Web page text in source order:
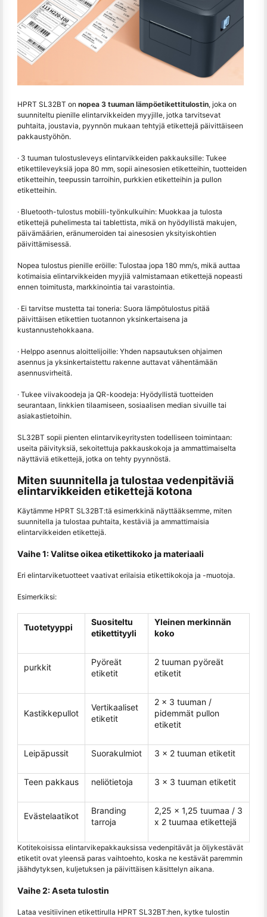
HPRT SL32BT on nopea 3 tuuman lämpöetikettitulostin, joka on
suunniteltu pienille elintarvikkeiden myyjille, jotka tarvitsevat
puhtaita, joustavia, pyynnön mukaan tehtyjä etikettejä päivittäiseen
pakkaustyöhön.
· 3 tuuman tulostusleveys elintarvikkeiden pakkauksille: Tukee
etikettileveyksiä jopa 80 mm, sopii ainesosien etiketteihin, tuotteiden
etiketteihin, teepussin tarroihin, purkkien etiketteihin ja pullon
etiketteihin.
· Bluetooth-tulostus mobiili-työnkulkuihin: Muokkaa ja tulosta
etikettejä puhelimesta tai tablettista, mikä on hyödyllistä makujen,
päivämäärien, eränumeroiden tai ainesosien yksityiskohtien
päivittämisessä.
Nopea tulostus pienille eröille: Tulostaa jopa 180 mm/s, mikä auttaa
kotimaisia elintarvikkeiden myyjiä valmistamaan etikettejä nopeasti
ennen toimitusta, markkinointia tai varastointia.
· Ei tarvitse mustetta tai toneria: Suora lämpötulostus pitää
päivittäisen etikettien tuotannon yksinkertaisena ja
kustannustehokkaana.
· Helppo asennus aloittelijoille: Yhden napsautuksen ohjaimen
asennus ja yksinkertaistettu rakenne auttavat vähentämään
asennusvirheitä.
· Tukee viivakoodeja ja QR-koodeja: Hyödyllistä tuotteiden
seurantaan, linkkien tilaamiseen, sosiaalisen median sivuille tai
asiakastietoihin.
SL32BT sopii pienten elintarvikeyritysten todelliseen toimintaan:
useita päivityksiä, sekoitettuja pakkauskokoja ja ammattimaiselta
näyttäviä etikettejä, jotka on tehty pyynnöstä.
Miten suunnitella ja tulostaa vedenpitäviä
elintarvikkeiden etikettejä kotona
Käytämme HPRT SL32BT:tä esimerkkinä näyttääksemme, miten
suunnitella ja tulostaa puhtaita, kestäviä ja ammattimaisia
elintarvikkeiden etikettejä.
Vaihe 1: Valitse oikea etikettikoko ja materiaali
Eri elintarviketuotteet vaativat erilaisia etikettikokoja ja -muotoja.
Esimerkiksi:
Tuotetyyppi
Suositeltu
etikettityyli
Yleinen merkinnän
koko
purkkit
Pyöreät
etiketit
2 tuuman pyöreät
etiketit
Kastikkepullot
Vertikaaliset
etiketit
2 x 3 tuuman /
pidemmät pullon
etiketit
Leipäpussit Suorakulmiot 3 x 2 tuuman etiketit
Teen pakkaus neliötietoja 3 x 3 tuuman etiketit
Evästelaatikot
Branding
tarroja
2,25 x 1,25 tuumaa / 3
x 2 tuumaa etikettejä
Kotitekoisissa elintarvikepakkauksissa vedenpitävät ja öljykestävät
etiketit ovat yleensä paras vaihtoehto, koska ne kestävät paremmin
jäähdytyksen, kuljetuksen ja päivittäisen käsittelyn aikana.
Vaihe 2: Aseta tulostin
Lataa vesitiivinen etikettirulla HPRT SL32BT:hen, kytke tulostin